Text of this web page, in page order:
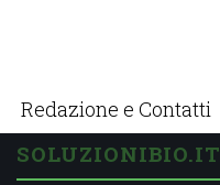
Redazione e Contatti
SOLUZIONIBIO.IT